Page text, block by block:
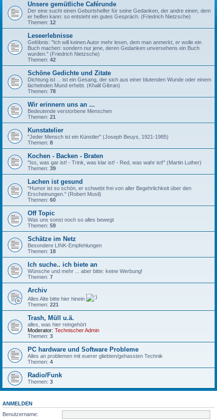
Unsere gemütliche Caférunde
Der eine sucht einen Geburtshelfer für seine Gedanken, der andre einen, dem
er helfen kann: so entsteht ein gutes Gespräch. (Friedrich Nietzsche)
Themen: 12
Leseerlebnisse
Gelöbnis: "Ich will keinen Autor mehr lesen, dem man anmerkt, er wolle ein
Buch machen: sondern nur jene, deren Gedanken unversehens ein Buch
wurden." (Friedrich Nietzsche)
Themen: 42
Schöne Gedichte und Zitate
Dichtung ist ... ist ein Gesang, der sich aus einer blutenden Wunde oder einem
lächelnden Mund erhebt. (Khalil Gibran)
Themen: 78
Wir erinnern uns an ...
Bedeutende verstorbene Menschen
Themen: 21
Kunstatelier
"Jeder Mensch ist ein Künstler" (Joseph Beuys, 1921-1985)
Themen: 8
Kochen - Backen - Braten
"Iss, was gar ist! - Trink, was klar ist! - Red, was wahr ist!" (Martin Luther)
Themen: 39
Lachen ist gesund
"Humor ist so schön, er schwebt frei von aller Begehrlichkeit über den
Erscheinungen." (Robert Musil)
Themen: 60
Off Topic
Was uns sonst noch so alles bewegt
Themen: 59
Schätze im Netz
Besondere LINK-Empfehlungen
Themen: 18
Ich suche.. ich biete an
Wünsche und mehr ... aber bitte: keine Werbung!
Themen: 7
Archiv
Alles Alte bitte hier hinein
Themen: 221
Trash, Müll u.ä.
alles, was hier reingehört
Moderator: Technischer Admin
Themen: 3
PC hardware und Software Probleme
Alles an problemen mit euerer gliebten/gehassten Technik
Themen: 4
Radio/Funk
Themen: 3
ANMELDEN
Benutzername: